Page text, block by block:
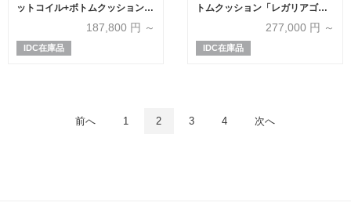
ットコイル+ボトムクッション
「レガリアスタンダード BN FR
ハイ」全5サイズ【マットレス
+ボトムのセット】
187,800 円 ～
IDC在庫品
トムクッション「レガリアゴー
ルドV FR PO ハイ」ポケットコ
イル 全5サイズ【マットレス+ボ
トムのセット】
277,000 円 ～
IDC在庫品
前へ 1 2 3 4 次へ